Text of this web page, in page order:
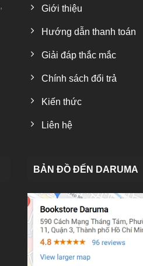
Giới thiệu
Hướng dẫn thanh toán
Giải đáp thắc mắc
Chính sách đổi trả
Kiến thức
Liên hệ
BẢN ĐỒ ĐẾN DARUMA